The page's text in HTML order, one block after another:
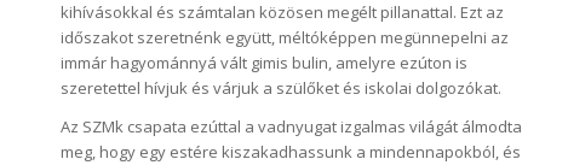
kihívásokkal és számtalan közösen megélt pillanattal. Ezt az
időszakot szeretnénk együtt, méltóképpen megünnepelni az
immár hagyománnyá vált gimis bulin, amelyre ezúton is
szeretettel hívjuk és várjuk a szülőket és iskolai dolgozókat.
Az SZMk csapata ezúttal a vadnyugat izgalmas világát álmodta
meg, hogy egy estére kiszakadhassunk a mindennapokból, és